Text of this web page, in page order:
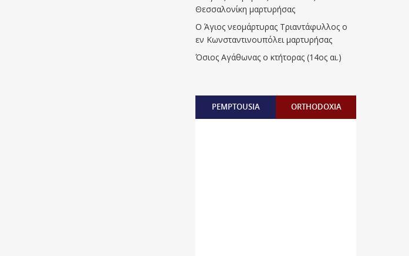
Θεσσαλονίκη μαρτυρήσας
Ο Άγιος νεομάρτυρας Τριαντάφυλλος ο
εν Κωνσταντινουπόλει μαρτυρήσας
Όσιος Αγάθωνας ο κτήτορας (14ος αι.)
PEMPTOUSIA ORTHODOXIA